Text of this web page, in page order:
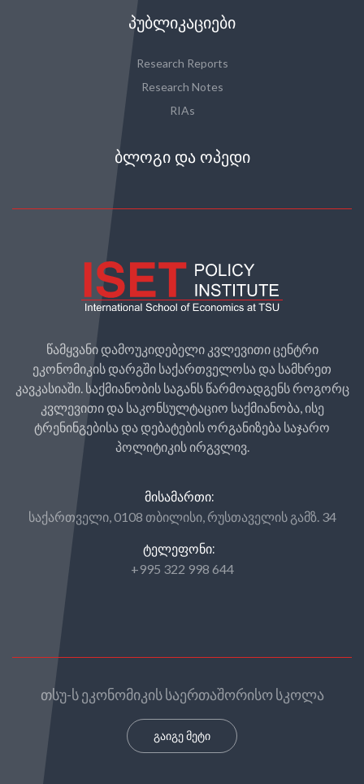
ᲞᲣᲑᲚᲘᲙᲐᲪᲘᲔᲑᲘ
Research Reports
Research Notes
RIAs
ᲑᲚᲝᲒᲘ ᲓᲐ ᲝᲞᲔᲓᲘ
წამყვანი დამოუკიდებელი კვლევითი ცენტრი
ეკონომიკის დარგში საქართველოსა და სამხრეთ
კავკასიაში. საქმიანობის საგანს წარმოადგენს როგორც
კვლევითი და საკონსულტაციო საქმიანობა, ისე
ტრენინგებისა და დებატების ორგანიზება საჯარო
პოლიტიკის ირგვლივ.
ᲛᲘᲡᲐᲛᲐᲠᲗᲘ:
საქართველი, 0108 თბილისი, რუსთაველის გამზ. 34
ᲢᲔᲚᲔᲤᲝᲜᲘ:
+995 322 998 644
თსუ-ს ეკონომიკის საერთაშორისო სკოლა
გაიგე მეტი